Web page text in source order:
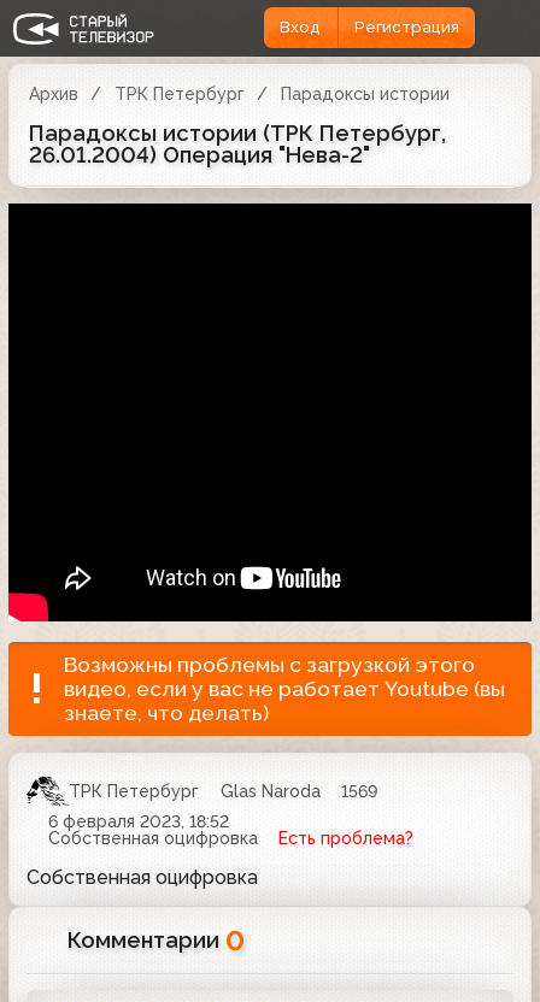
Вход Регистрация
Архив ТРК Петербург Парадоксы истории
Парадоксы истории (ТРК Петербург,
26.01.2004) Операция "Нева-2"
Возможны проблемы с загрузкой этого
видео, если у вас не работает Youtube (вы
знаете, что делать)
ТРК Петербург Glas Naroda
1569
6 февраля 2023, 18:52
Собственная оцифровка
Есть проблема?
Собственная оцифровка
Комментарии 0